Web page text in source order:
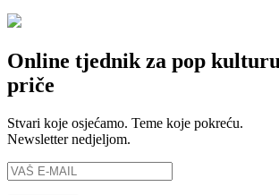
Online tjednik za pop
priče
Stvari koje osjećamo. Teme koje pokreću.
Newsletter nedjeljom.